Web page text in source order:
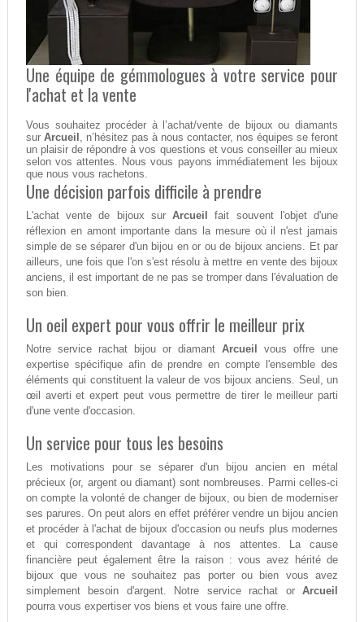
Une équipe de gémmologues à votre service pour
l'achat et la vente
Vous souhaitez procéder à l’achat/vente de bijoux ou diamants
sur Arcueil , n’hésitez pas à nous contacter, nos équipes se feront
un plaisir de répondre à vos questions et vous conseiller au mieux
selon vos attentes. Nous vous payons immédiatement les bijoux
que nous vous rachetons.
Une décision parfois difficile à prendre
L'achat vente de bijoux surArcueil fait souvent l'objet d'une
réflexion en amont importante dans la mesure où il n'est jamais
simple de se séparer d'un bijou en or ou de bijoux anciens. Et par
ailleurs, une fois que l'on s'est résolu à mettre en vente des bijoux
anciens, il est important de ne pas se tromper dans l'évaluation de
son bien.
Un oeil expert pour vous offrir le meilleur prix
Notre service rachat bijou or diamantArcueil vous offre une
expertise spécifique afin de prendre en compte l'ensemble des
éléments qui constituent la valeur de vos bijoux anciens. Seul, un
œil averti et expert peut vous permettre de tirer le meilleur parti
d'une vente d'occasion.
Un service pour tous les besoins
Les motivations pour se séparer d'un bijou ancien en métal
précieux (or, argent ou diamant) sont nombreuses. Parmi celles-ci
on compte la volonté de changer de bijoux, ou bien de moderniser
ses parures. On peut alors en effet préférer vendre un bijou ancien
et procéder à l'achat de bijoux d'occasion ou neufs plus modernes
et qui correspondent davantage à nos attentes. La cause
financière peut également être la raison : vous avez hérité de
bijoux que vous ne souhaitez pas porter ou bien vous avez
simplement besoin d'argent. Notre service rachat orArcueil
pourra vous expertiser vos biens et vous faire une offre.